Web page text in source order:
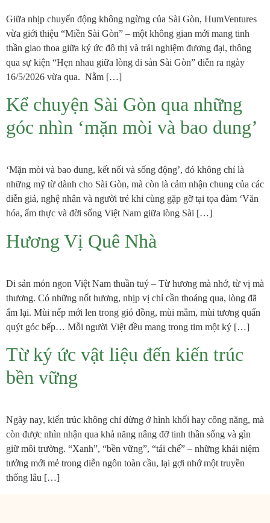
Giữa nhịp chuyển động không ngừng của Sài Gòn, HumVentures
vừa giới thiệu “Miền Sài Gòn” – một không gian mới mang tinh
thần giao thoa giữa ký ức đô thị và trải nghiệm đương đại, thông
qua sự kiện “Hẹn nhau giữa lòng di sản Sài Gòn” diễn ra ngày
16/5/2026 vừa qua. Nằm […]
Kể chuyện Sài Gòn qua những
góc nhìn ‘mặn mòi và bao dung’
‘Mặn mòi và bao dung, kết nối và sống động’, đó không chỉ là
những mỹ từ dành cho Sài Gòn, mà còn là cảm nhận chung của các
diễn giả, nghệ nhân và người trẻ khi cùng gặp gỡ tại tọa đàm ‘Văn
hóa, ẩm thực và đời sống Việt Nam giữa lòng Sài […]
Hương Vị Quê Nhà
Di sản món ngon Việt Nam thuần tuý – Từ hương mà nhớ, từ vị mà
thương. Có những nốt hương, nhịp vị chỉ cần thoáng qua, lòng đã
ấm lại. Mùi nếp mới len trong gió đồng, mùi mắm, mùi tương quấn
quýt góc bếp… Mỗi người Việt đều mang trong tim một ký […]
Từ ký ức vật liệu đến kiến trúc
bền vững
Ngày nay, kiến trúc không chỉ dừng ở hình khối hay công năng, mà
còn được nhìn nhận qua khả năng nâng đỡ tinh thần sống và gìn
giữ môi trường. “Xanh”, “bền vững”, “tái chế” – những khái niệm
tưởng mới mẻ trong diễn ngôn toàn cầu, lại gợi nhớ một truyền
thống lâu […]